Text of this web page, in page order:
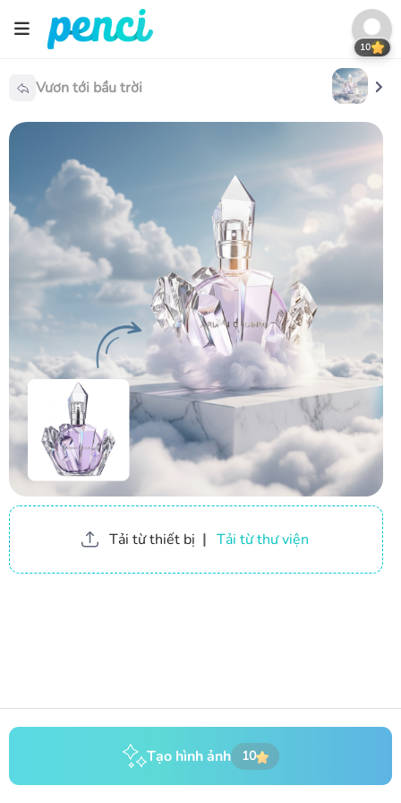
10
Vươn tới bầu trời
Tải từ thiết bị | Tải từ thư viện
Tạo hình ảnh 10